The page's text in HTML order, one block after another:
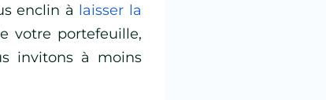
enclin à laisser la
votre portefeuille,
invitons à moins